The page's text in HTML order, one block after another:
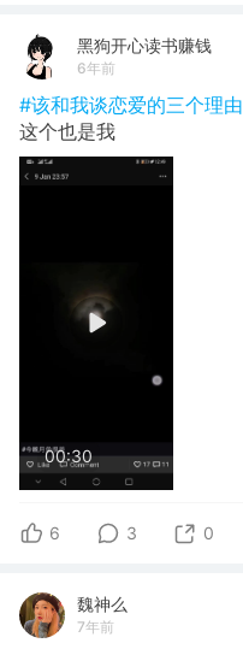
黑狗开心读书赚钱
6年前
#该和我谈恋爱的三个理由
这个也是我
00:30
6 3 0
魏神么
7年前